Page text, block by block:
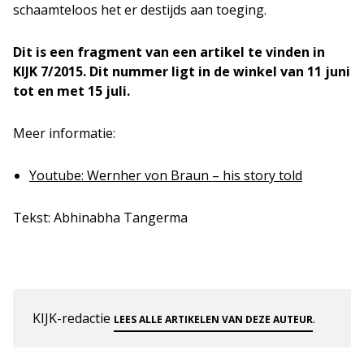
schaamteloos het er destijds aan toeging.
Dit is een fragment van een artikel te vinden in
KIJK 7/2015. Dit nummer ligt in de winkel van 11 juni
tot en met 15 juli.
Meer informatie:
Youtube: Wernher von Braun – his story told
Tekst: Abhinabha Tangerma
KIJK-redactie LEES ALLE ARTIKELEN VAN DEZE AUTEUR.